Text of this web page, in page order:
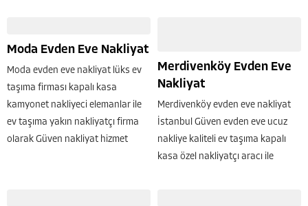
yakın...
Moda Evden Eve Nakliyat
Moda evden eve nakliyat lüks ev
taşıma firması kapalı kasa
kamyonet nakliyeci elemanlar ile
ev taşıma yakın nakliyatçı firma
olarak Güven nakliyat hizmet
Merdivenköy Evden Eve
Nakliyat
Merdivenköy evden eve nakliyat
İstanbul Güven evden eve ucuz
nakliye kaliteli ev taşıma kapalı
kasa özel nakliyatçı aracı ile